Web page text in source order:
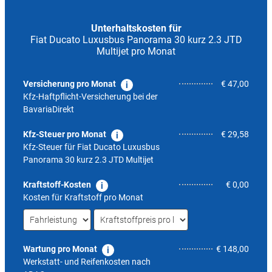
Unterhaltskosten für
Fiat Ducato Luxusbus Panorama 30 kurz 2.3 JTD
Multijet pro Monat
Versicherung pro Monat
Kfz-Haftpflicht-Versicherung bei der
BavariaDirekt
€ 47,00
Kfz-Steuer pro Monat
Kfz-Steuer für Fiat Ducato Luxusbus
Panorama 30 kurz 2.3 JTD Multijet
€ 29,58
Kraftstoff-Kosten
Kosten für Kraftstoff pro Monat
€ 0,00
Wartung pro Monat
Werkstatt- und Reifenkosten nach
€ 148,00